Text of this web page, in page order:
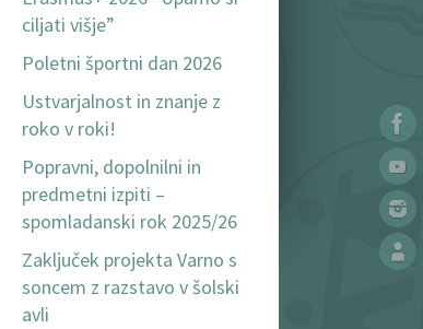
ciljati višje”
Poletni športni dan 2026
Ustvarjalnost in znanje z
roko v roki!
Popravni, dopolnilni in
predmetni izpiti –
spomladanski rok 2025/26
Zaključek projekta Varno s
soncem z razstavo v šolski
avli